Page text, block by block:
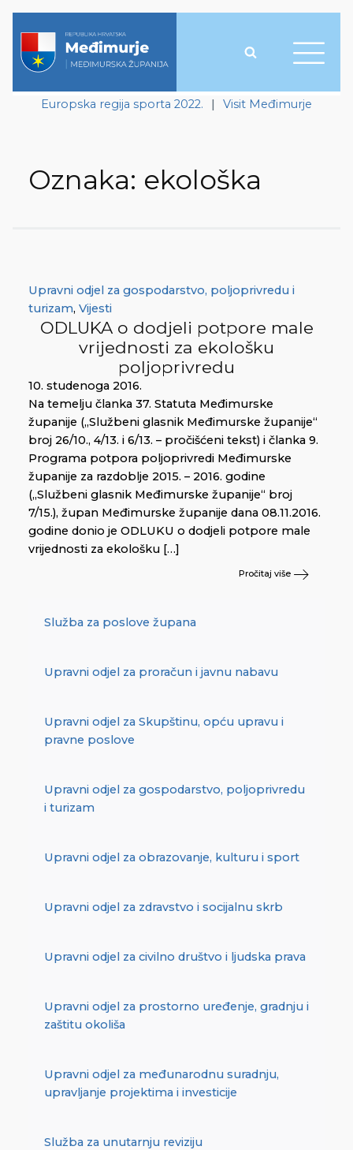
Europska regija sporta 2022. | Visit Međimurje
Oznaka: ekološka
Upravni odjel za gospodarstvo, poljoprivredu i
turizam, Vijesti
ODLUKA o dodjeli potpore male
vrijednosti za ekološku
poljoprivredu
10. studenoga 2016.
Na temelju članka 37. Statuta Međimurske
županije („Službeni glasnik Međimurske županije“
broj 26/10., 4/13. i 6/13. – pročišćeni tekst) i članka 9.
Programa potpora poljoprivredi Međimurske
županije za razdoblje 2015. – 2016. godine
(„Službeni glasnik Međimurske županije“ broj
7/15.), župan Međimurske županije dana 08.11.2016.
godine donio je ODLUKU o dodjeli potpore male
vrijednosti za ekološku […]
Pročitaj više
Služba za poslove župana
Upravni odjel za proračun i javnu nabavu
Upravni odjel za Skupštinu, opću upravu i
pravne poslove
Upravni odjel za gospodarstvo, poljoprivredu
i turizam
Upravni odjel za obrazovanje, kulturu i sport
Upravni odjel za zdravstvo i socijalnu skrb
Upravni odjel za civilno društvo i ljudska prava
Upravni odjel za prostorno uređenje, gradnju i
zaštitu okoliša
Upravni odjel za međunarodnu suradnju,
upravljanje projektima i investicije
Služba za unutarnju reviziju